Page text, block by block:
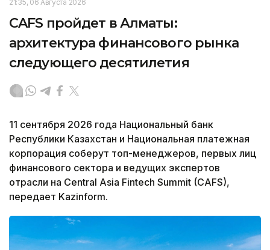
21:35, 06 Августа 2026
CAFS пройдет в Алматы:
архитектура финансового рынка
следующего десятилетия
11 сентября 2026 года Национальный банк
Республики Казахстан и Национальная платежная
корпорация соберут топ-менеджеров, первых лиц
финансового сектора и ведущих экспертов
отрасли на Central Asia Fintech Summit (CAFS),
передает Kazinform.